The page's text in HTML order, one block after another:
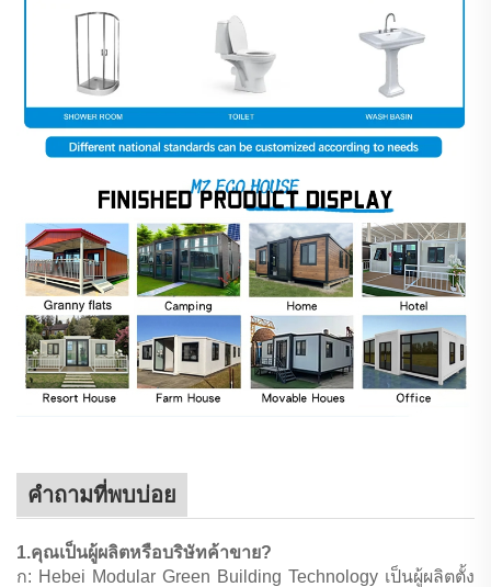
คำถามที่พบบ่อย
1.คุณเป็นผู้ผลิตหรือบริษัทค้าขาย?
ก: Hebei Modular Green Building Technology เป็นผู้ผลิตตั้ง